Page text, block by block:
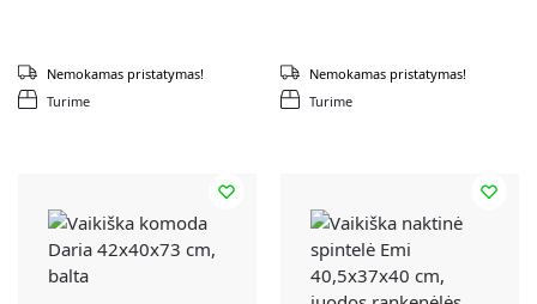
Turime
Nemokamas pristatymas!
Turime
Nemokamas pristatymas!